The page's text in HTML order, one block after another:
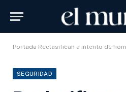
Portada Reclasifican a intento de homicidio el caso de Alejandra
SEGURIDAD